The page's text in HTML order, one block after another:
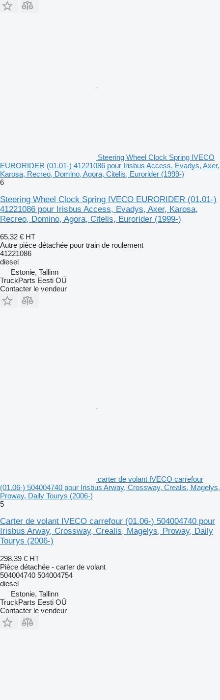
Steering Wheel Clock Spring IVECO
EURORIDER (01.01-) 41221086 pour Irisbus Access, Evadys, Axer,
Karosa, Recreo, Domino, Agora, Citelis, Eurorider (1999-)
6
Steering Wheel Clock Spring IVECO EURORIDER (01.01-)
41221086 pour Irisbus Access, Evadys, Axer, Karosa,
Recreo, Domino, Agora, Citelis, Eurorider (1999-)
65,32 € HT
Autre pièce détachée pour train de roulement
41221086
diesel
Estonie, Tallinn
TruckParts Eesti OÜ
Contacter le vendeur
carter de volant IVECO carrefour
(01.06-) 504004740 pour Irisbus Arway, Crossway, Crealis, Magelys,
Proway, Daily Tourys (2006-)
5
Carter de volant IVECO carrefour (01.06-) 504004740 pour
Irisbus Arway, Crossway, Crealis, Magelys, Proway, Daily
Tourys (2006-)
298,39 € HT
Pièce détachée - carter de volant
504004740 504004754
diesel
Estonie, Tallinn
TruckParts Eesti OÜ
Contacter le vendeur